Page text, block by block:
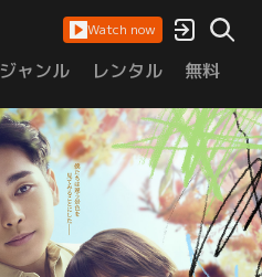
Watch now
ジャンル レンタル 無料